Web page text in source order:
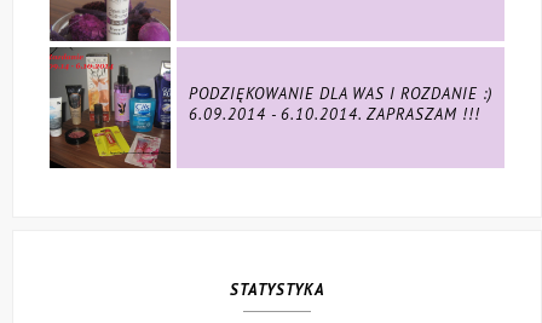
PODZIĘKOWANIE DLA WAS I ROZDANIE :)
6.09.2014 - 6.10.2014. ZAPRASZAM !!!
STATYSTYKA